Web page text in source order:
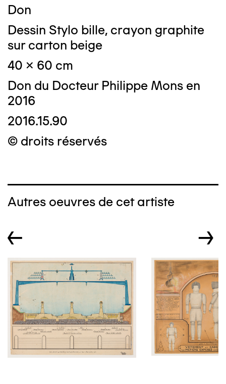
Don
Dessin Stylo bille, crayon graphite
sur carton beige
40 x 60 cm
Don du Docteur Philippe Mons en
2016
2016.15.90
© droits réservés
Autres oeuvres de cet artiste
← →